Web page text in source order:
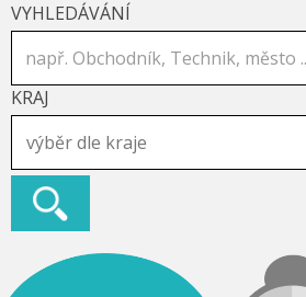
VYHLEDÁVÁNÍ
KRAJ